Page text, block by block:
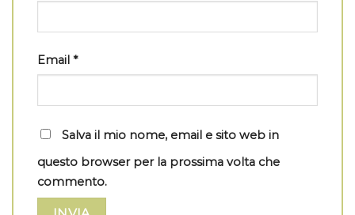
Email *
Salva il mio nome, email e sito web in
questo browser per la prossima volta che
commento.